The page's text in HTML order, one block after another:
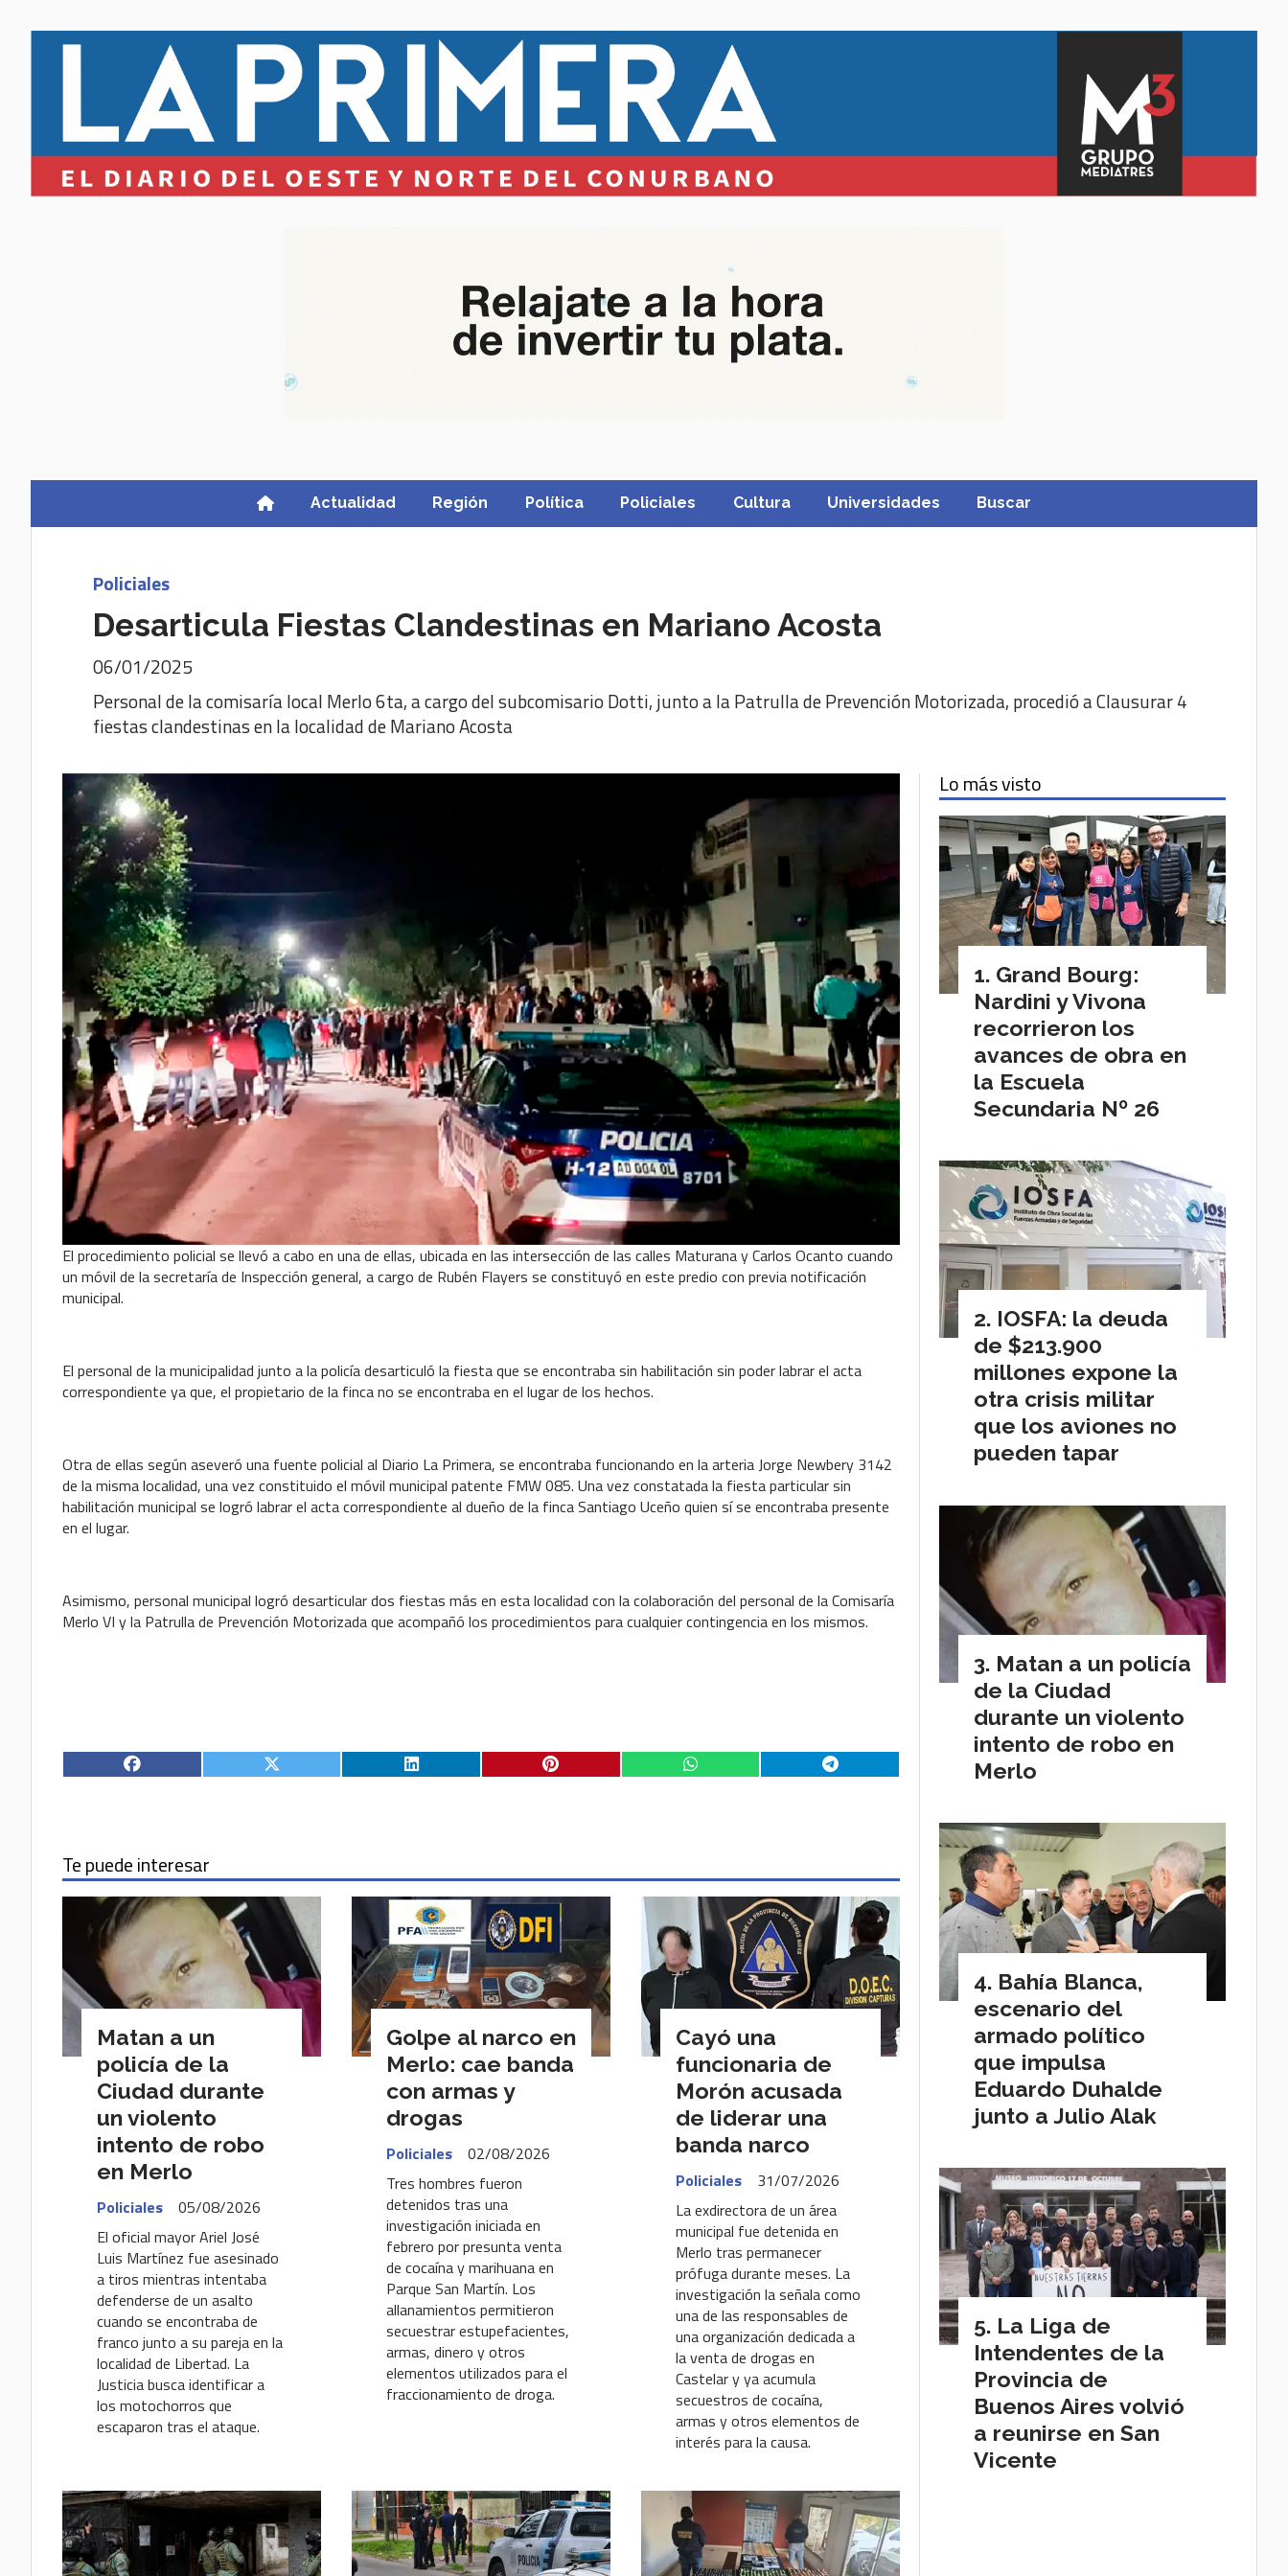
Actualidad Región Política Policiales Cultura Universidades Buscar
Desarticula Fiestas Clandestinas en Mariano Acosta
Personal de la comisaría local Merlo 6ta, a cargo del subcomisario Dotti, junto a la Patrulla de Prevención Motorizada, procedió a Clausurar 4
fiestas clandestinas en la localidad de Mariano Acosta
Policiales
06/01/2025
El procedimiento policial se llevó a cabo en una de ellas, ubicada en las intersección de las calles Maturana y Carlos Ocanto cuando
un móvil de la secretaría de Inspección general, a cargo de Rubén Flayers se constituyó en este predio con previa notificación
municipal.
El personal de la municipalidad junto a la policía desarticuló la fiesta que se encontraba sin habilitación sin poder labrar el acta
correspondiente ya que, el propietario de la finca no se encontraba en el lugar de los hechos.
Otra de ellas según aseveró una fuente policial al Diario La Primera, se encontraba funcionando en la arteria Jorge Newbery 3142
de la misma localidad, una vez constituido el móvil municipal patente FMW 085. Una vez constatada la fiesta particular sin
habilitación municipal se logró labrar el acta correspondiente al dueño de la finca Santiago Uceño quien sí se encontraba presente
en el lugar.
Asimismo, personal municipal logró desarticular dos fiestas más en esta localidad con la colaboración del personal de la Comisaría
Merlo VI y la Patrulla de Prevención Motorizada que acompañó los procedimientos para cualquier contingencia en los mismos.
Te puede interesar
Matan a un
policía de la
Ciudad durante
un violento
intento de robo
en Merlo
Policiales
05/08/2026
El oficial mayor Ariel José
Luis Martínez fue asesinado
a tiros mientras intentaba
defenderse de un asalto
cuando se encontraba de
franco junto a su pareja en la
localidad de Libertad. La
Justicia busca identificar a
los motochorros que
escaparon tras el ataque.
Golpe al narco en
Merlo: cae banda
con armas y
drogas
Policiales
02/08/2026
Tres hombres fueron
detenidos tras una
investigación iniciada en
febrero por presunta venta
de cocaína y marihuana en
Parque San Martín. Los
allanamientos permitieron
secuestrar estupefacientes,
armas, dinero y otros
elementos utilizados para el
fraccionamiento de droga.
Cayó una
funcionaria de
Morón acusada
de liderar una
banda narco
Policiales
31/07/2026
La exdirectora de un área
municipal fue detenida en
Merlo tras permanecer
prófuga durante meses. La
investigación la señala como
una de las responsables de
una organización dedicada a
la venta de drogas en
Castelar y ya acumula
secuestros de cocaína,
armas y otros elementos de
interés para la causa.
Lo más visto
Grand Bourg:
Nardini y Vivona
recorrieron los
avances de obra en
la Escuela
Secundaria Nº 26
IOSFA: la deuda
de $213.900
millones expone la
otra crisis militar
que los aviones no
pueden tapar
Matan a un policía
de la Ciudad
durante un violento
intento de robo en
Merlo
Bahía Blanca,
escenario del
armado político
que impulsa
Eduardo Duhalde
junto a Julio Alak
La Liga de
Intendentes de la
Provincia de
Buenos Aires volvió
a reunirse en San
Vicente